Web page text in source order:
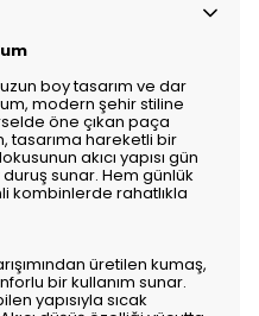
uzun boy tasarım ve dar
modern şehir stiline
öne çıkan paça
tasarıma hareketli bir
akıcı yapısı gün
sunar. Hem günlük
kombinlerde rahatlıkla
üretilen kumaş,
bir kullanım sunar.
yapısıyla sıcak